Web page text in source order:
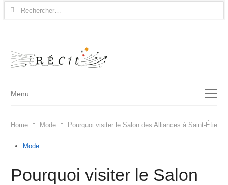
Rechercher :
Menu
Menu
Home Mode Pourquoi visiter le Salon des Alliances à Saint-
Mode
Pourquoi visiter le Salon